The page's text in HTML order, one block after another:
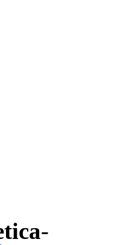
-